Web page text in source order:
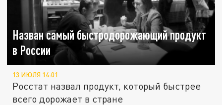
Назван самый быстродорожающий продукт
в России
13 ИЮЛЯ 14:01
Росстат назвал продукт, который быстрее
всего дорожает в стране